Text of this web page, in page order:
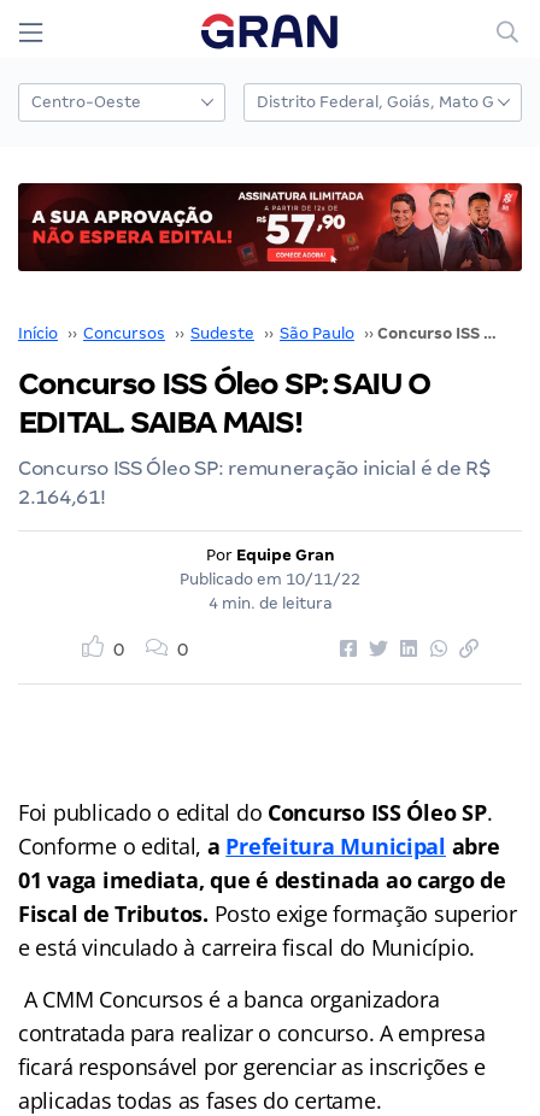
Início ›› Concursos ›› Sudeste ›› São Paulo ›› Concurso ISS Óleo SP: SAIU O EDITAL. SAIBA MAIS!
Concurso ISS Óleo SP: SAIU O
EDITAL. SAIBA MAIS!
Concurso ISS Óleo SP: remuneração inicial é de R$
2.164,61!
Por Equipe Gran
Publicado em 10/11/22
4 min. de leitura
0 0
Foi publicado o edital do Concurso ISS Óleo SP.
Conforme o edital, a Prefeitura Municipal abre
01 vaga imediata, que é destinada ao cargo de
Fiscal de Tributos. Posto exige formação superior
e está vinculado à carreira fiscal do Município.
A CMM Concursos é a banca organizadora
contratada para realizar o concurso. A empresa
ficará responsável por gerenciar as inscrições e
aplicadas todas as fases do certame.